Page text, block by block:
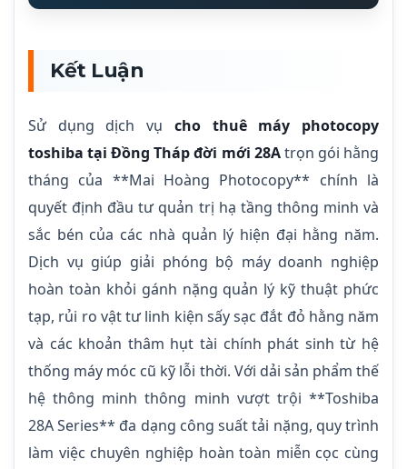
Kết Luận
Sử dụng dịch vụ cho thuê máy photocopy
toshiba tại Đồng Tháp đời mới 28Atrọn gói hằng
tháng của **Mai Hoàng Photocopy** chính là
quyết định đầu tư quản trị hạ tầng thông minh và
sắc bén của các nhà quản lý hiện đại hằng năm.
Dịch vụ giúp giải phóng bộ máy doanh nghiệp
hoàn toàn khỏi gánh nặng quản lý kỹ thuật phức
tạp, rủi ro vật tư linh kiện sấy sạc đắt đỏ hằng năm
và các khoản thâm hụt tài chính phát sinh từ hệ
thống máy móc cũ kỹ lỗi thời. Với dải sản phẩm thế
hệ thông minh thông minh vượt trội **Toshiba
28A Series** đa dạng công suất tải nặng, quy trình
làm việc chuyên nghiệp hoàn toàn miễn cọc cùng